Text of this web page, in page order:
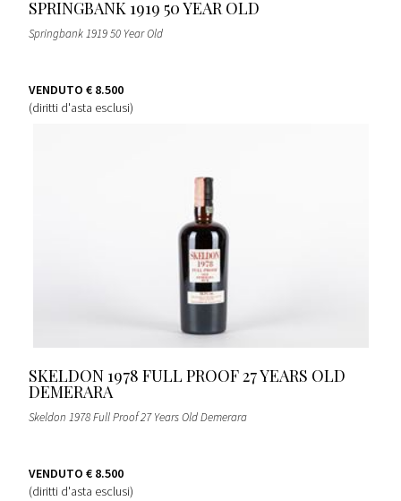
SPRINGBANK 1919 50 YEAR OLD
Springbank 1919 50 Year Old
VENDUTO € 8.500
(diritti d'asta esclusi)
SKELDON 1978 FULL PROOF 27 YEARS OLD
DEMERARA
Skeldon 1978 Full Proof 27 Years Old Demerara
VENDUTO € 8.500
(diritti d'asta esclusi)